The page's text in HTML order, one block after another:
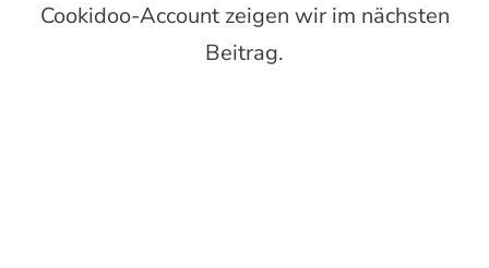
Cookidoo-Account zeigen wir im nächsten
Beitrag.